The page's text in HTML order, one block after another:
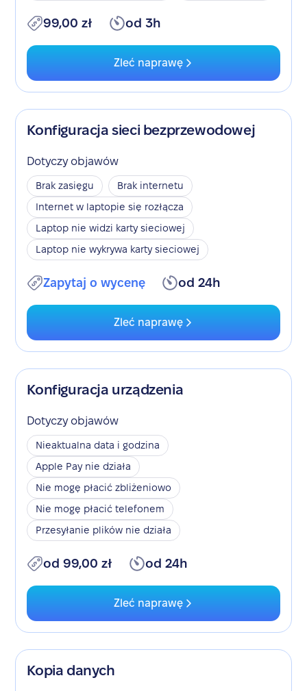
99,00 zł od 3h
Zleć naprawę
Konfiguracja sieci bezprzewodowej
Dotyczy objawów
Brak zasięgu
Brak internetu
Internet w laptopie się rozłącza
Laptop nie widzi karty sieciowej
Laptop nie wykrywa karty sieciowej
Zapytaj o wycenę od 24h
Zleć naprawę
Konfiguracja urządzenia
Dotyczy objawów
Nieaktualna data i godzina
Apple Pay nie działa
Nie mogę płacić zbliżeniowo
Nie mogę płacić telefonem
Przesyłanie plików nie działa
od 99,00 zł od 24h
Zleć naprawę
Kopia danych